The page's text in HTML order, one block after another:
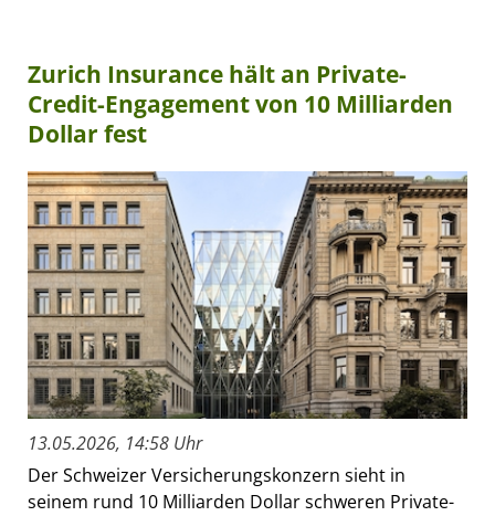
Zurich Insurance hält an Private-
Credit-Engagement von 10 Milliarden
Dollar fest
13.05.2026, 14:58 Uhr
Der Schweizer Versicherungskonzern sieht in
seinem rund 10 Milliarden Dollar schweren Private-